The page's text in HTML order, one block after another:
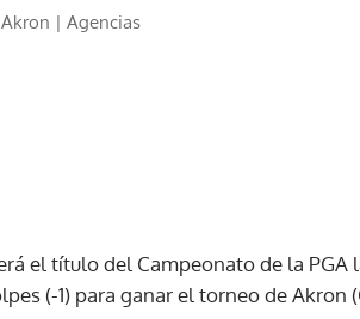
| Agencias
el título del Campeonato de la PGA
(-1) para ganar el torneo de Akron